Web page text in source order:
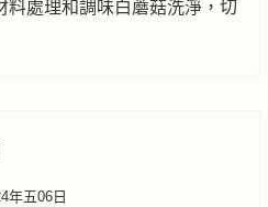
料處理和調味白蘑菇洗淨，切
年五06日